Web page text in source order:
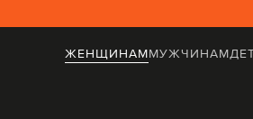
ЖЕНЩИНАММУЖЧИНАМ